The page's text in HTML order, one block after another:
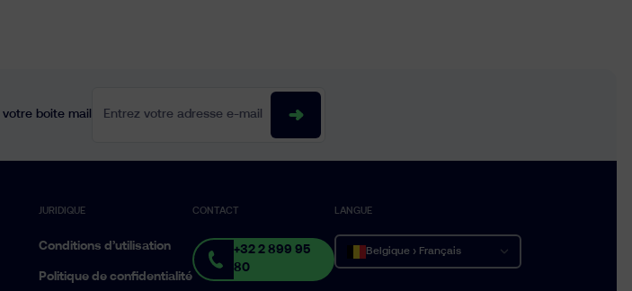
boite mail
JURIDIQUE
Conditions d’utilisation
Politique de confidentialité
CONTACT
+32 2 899 95
80
LANGUE
Belgique › Français